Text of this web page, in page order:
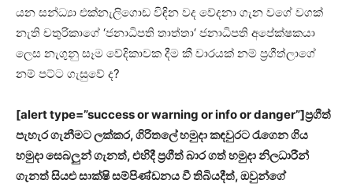
යන සන්ධ්‍යා එක්නැලිගොඩ විඳින වද වේදනා ගැන වගේ වගක්
නැති චතුරිකාගේ ‘ජනාධිපති තාත්තා‘ ජනාධිපති අපේක්ෂකයා
ලෙස නැගුනු සෑම වේදිකාවක දීම කී වාරයක් නම් ප්‍රගීත්ලාගේ
නම් පට්ට ගැසුවේ ද?
[alert type=”success or warning or info or danger”]ප්‍රගීත්
පැහැර ගැනීමට ලක්කර, ගිරිතලේ හමුදා කඳවුරට රැගෙන ගිය
හමුදා සෙබලුන් ගැනත්, එහිදී ප්‍රගීත් බාර ගත් හමුදා නිලධාරීන්
ගැනත් සියළු සාක්ෂි සම්පිණ්ඩනය වී තිබියදීත්, ඔවුන්ගේ